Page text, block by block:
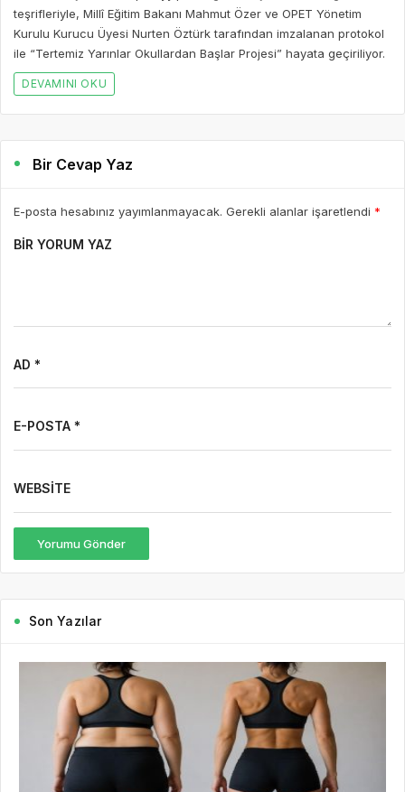
teşrifleriyle, Millî Eğitim Bakanı Mahmut Özer ve OPET Yönetim
Kurulu Kurucu Üyesi Nurten Öztürk tarafından imzalanan protokol
ile “Tertemiz Yarınlar Okullardan Başlar Projesi” hayata geçiriliyor.
DEVAMINI OKU
Bir Cevap Yaz
E-posta hesabınız yayımlanmayacak. Gerekli alanlar işaretlendi *
BIR YORUM YAZ
AD *
E-POSTA *
WEBSITE
Yorumu Gönder
Son Yazılar